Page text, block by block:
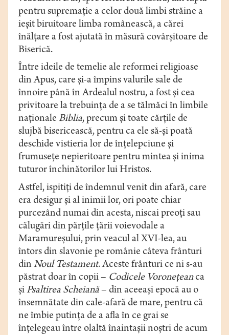
pentru supremaţie a celor două limbi străine a
ieşit biruitoare limba românească, a cărei
înălţare a fost ajutată în măsură covârşitoare de
Biserică.
Între ideile de temelie ale reformei religioase
din Apus, care şi-a împins valurile sale de
înnoire până în Ardealul nostru, a fost şi cea
privitoare la trebuinţa de a se tălmăci în limbile
naţionale Biblia, precum şi toate cărţile de
slujbă bisericească, pentru ca ele să-şi poată
deschide vistieria lor de înţelepciune şi
frumuseţe nepieritoare pentru mintea şi inima
tuturor închinătorilor lui Hristos.
Astfel, ispitiţi de îndemnul venit din afară, care
era desigur şi al inimii lor, ori poate chiar
purcezând numai din acesta, niscai preoţi sau
călugări din părţile ţării voievodale a
Maramureşului, prin veacul al XVI-lea, au
întors din slavonie pe românie câteva frânturi
din Noul Testament. Aceste frânturi ce ni s-au
păstrat doar în copii – Codicele Voroneţeanca
şiPsaltirea Scheiană– din aceeaşi epocă au o
însemnătate din cale-afară de mare, pentru că
ne îmbie putinţa de a afla în ce grai se
înţelegeau între olaltă înaintaşii noştri de acum